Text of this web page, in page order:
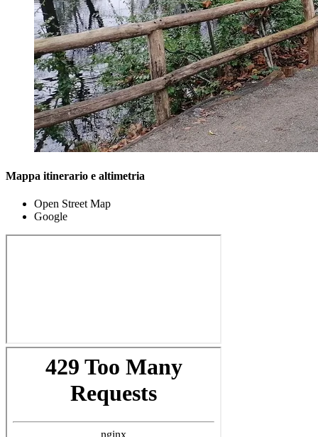
Mappa itinerario e altimetria
Open Street Map
Google